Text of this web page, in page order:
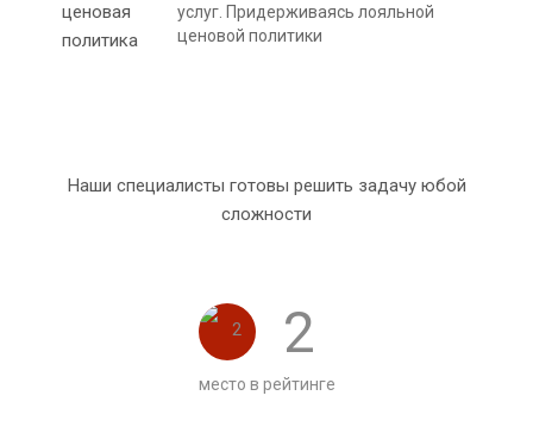
услуг. Придерживаясь лояльной
ценовой политики
Наши специалисты готовы решить задачу юбой
сложности
2
место в рейтинге